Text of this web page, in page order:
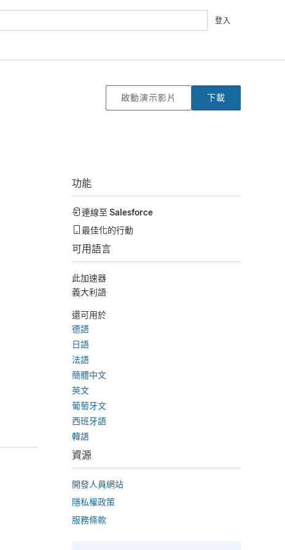
登入
啟動演示影片 下載
功能
連線至 Salesforce
最佳化的行動
可用語言
此加速器
義大利語
還可用於
德語
日語
法語
簡體中文
英文
葡萄牙文
西班牙語
韓語
資源
開發人員網站
隱私權政策
服務條款